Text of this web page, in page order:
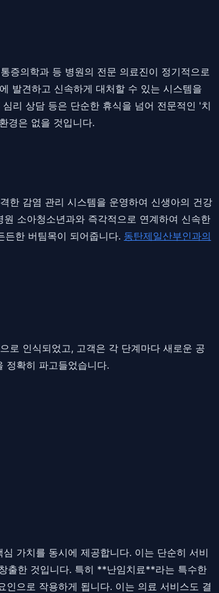
증의학과 등 병원의 전문 의료진이 정기적으로
발견하고 신속하게 대처할 수 있는 시스템을
리 상담 등은 단순한 휴식을 넘어 전문적인 '치
경은 없을 것입니다.
한 감염 관리 시스템을 운영하여 신생아의 건강
소아청소년과와 즉각적으로 연계하여 신속한
한 버팀목이 되어줍니다. 동탄제일산부인과의
로 인식되었고, 고객은 각 단계마다 새로운 공
정확히 파고들었습니다.
가치를 동시에 제공합니다. 이는 단순히 서비
출한 것입니다. 특히 **난임치료**라는 특수한
으로 작용하게 됩니다. 이는 의료 서비스도 결